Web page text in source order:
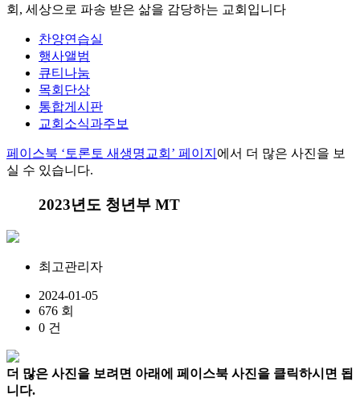
회, 세상으로 파송 받은 삶을 감당하는 교회입니다
찬양연습실
행사앨범
큐티나눔
목회단상
통합게시판
교회소식과주보
페이스북 ‘토론토 새생명교회’ 페이지 에서 더 많은 사진을 보
실 수 있습니다.
2023년도 청년부 MT
최고관리자
2024-01-05
676 회
0 건
더 많은 사진을 보려면 아래에 페이스북 사진을 클릭하시면 됩
니다.